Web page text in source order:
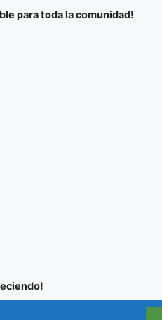
para toda la comunidad!